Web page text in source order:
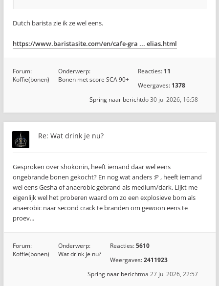
Dutch barista zie ik ze wel eens.
https://www.baristasite.com/en/cafe-gra ... elias.html
Forum:
Koffie(bonen)
Onderwerp:
Bonen met score SCA 90+
Reacties: 11
Weergaves: 1378
do 30 jul 2026, 16:58
Spring naar bericht
Re: Wat drink je nu?
Gesproken over shokonin, heeft iemand daar wel eens
ongebrande bonen gekocht? En nog wat anders :P , heeft iemand
wel eens Gesha of anaerobic gebrand als medium/dark. Lijkt me
eigenlijk wel het proberen waard om zo een explosieve bom als
anaerobic naar second crack te branden om gewoon eens te
proev...
Forum:
Koffie(bonen)
Onderwerp:
Wat drink je nu?
Reacties:5610
Weergaves:2411923
ma 27 jul 2026, 22:57
Spring naar bericht